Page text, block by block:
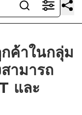
ค้าในกลุ่ม
ามารถ
และ